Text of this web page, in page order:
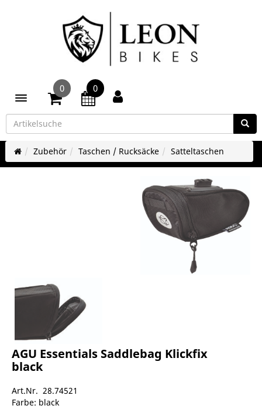
Toggle navigation
0 0
Zubehör Taschen / Rucksäcke Satteltaschen
AGU Essentials Saddlebag Klickfix
black
Art.Nr. 28.74521
Farbe: black